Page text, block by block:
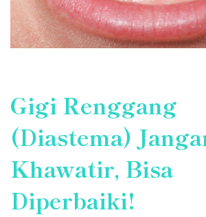
Gigi Renggang
(Diastema)
Khawatir, Bisa
Diperbaiki!